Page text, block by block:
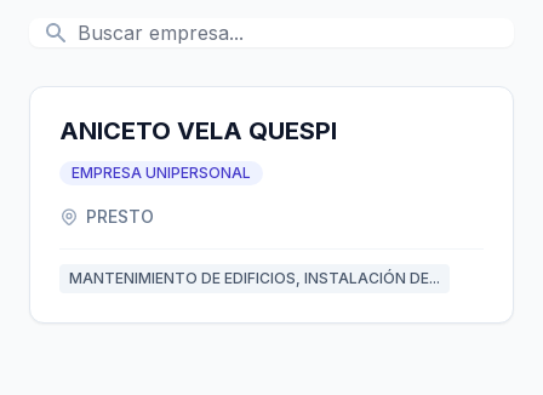
ANICETO VELA QUESPI
EMPRESA UNIPERSONAL
PRESTO
MANTENIMIENTO DE EDIFICIOS, INSTALACIÓN DE...